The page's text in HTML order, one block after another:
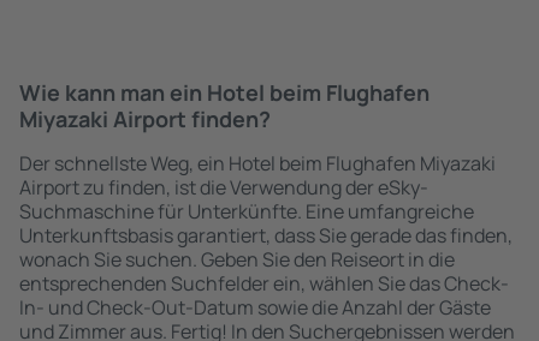
Wie kann man ein Hotel beim Flughafen
Miyazaki Airport finden?
Der schnellste Weg, ein Hotel beim Flughafen Miyazaki
Airport zu finden, ist die Verwendung der eSky-
Suchmaschine für Unterkünfte. Eine umfangreiche
Unterkunftsbasis garantiert, dass Sie gerade das finden,
wonach Sie suchen. Geben Sie den Reiseort in die
entsprechenden Suchfelder ein, wählen Sie das Check-
In- und Check-Out-Datum sowie die Anzahl der Gäste
und Zimmer aus. Fertig! In den Suchergebnissen werden